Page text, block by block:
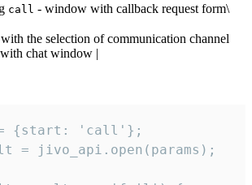
call - window with callback request form\
the selection of communication channel
chat window |
= {start: 'call'};
= jivo_api.open(params);